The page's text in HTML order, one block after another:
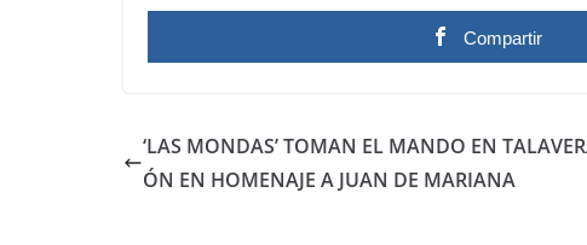
Compartir
‘LAS MONDAS’ TOMAN EL MANDO EN
ÓN EN HOMENAJE A JUAN DE MARIANA